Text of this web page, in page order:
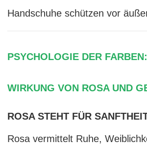
Handschuhe schützen vor
PSYCHOLOGIE DER
WIRKUNG VON ROSA UND
ROSA STEHT FÜR
Rosa vermittelt Ruhe,